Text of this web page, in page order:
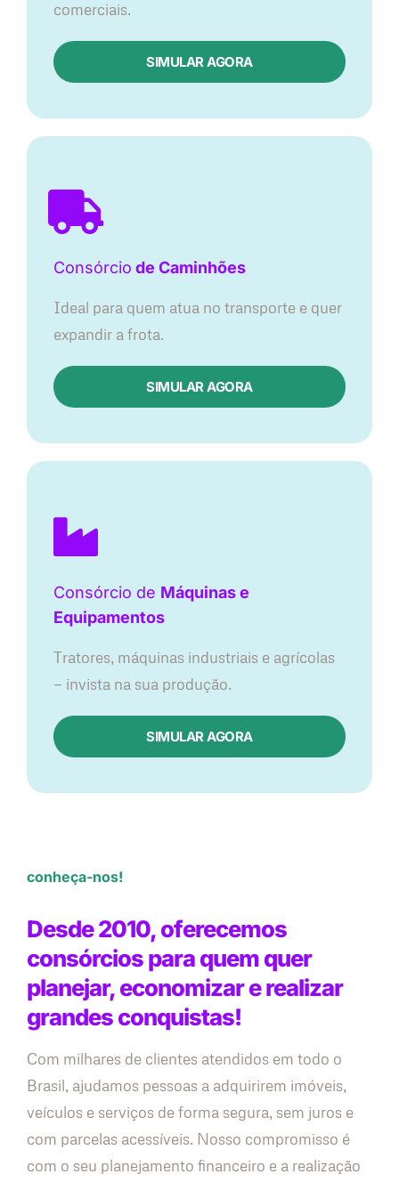
comerciais.
SIMULAR AGORA
Consórcio de Caminhões
Ideal para quem atua no transporte e quer
expandir a frota.
SIMULAR AGORA
Consórcio de Máquinas e
Equipamentos
Tratores, máquinas industriais e agrícolas
— invista na sua produção.
SIMULAR AGORA
conheça-nos!
Desde 2010, oferecemos
consórcios para quem quer
planejar, economizar e realizar
grandes conquistas!
Com milhares de clientes atendidos em todo o
Brasil, ajudamos pessoas a adquirirem imóveis,
veículos e serviços de forma segura, sem juros e
com parcelas acessíveis. Nosso compromisso é
com o seu planejamento financeiro e a realização